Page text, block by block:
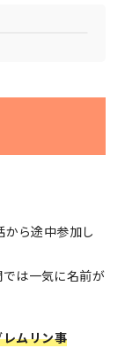
から途中参加し
は一気に名前が
ムリン事